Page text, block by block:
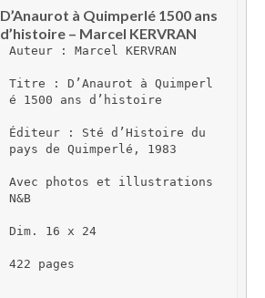
D’Anaurot à Quimperlé 1500 ans
d’histoire – Marcel KERVRAN
Auteur : Marcel KERVRAN
Titre : D’Anaurot à Quimperl
é 1500 ans d’histoire
Éditeur : Sté d’Histoire du
pays de Quimperlé, 1983
Avec photos et illustrations
N&B
Dim. 16 x 24
422 pages